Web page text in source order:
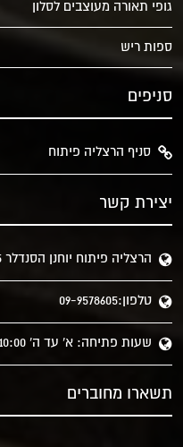
גופי תאורה מעוצבים לסלון
ספות ריש
סניפים
סניף הרצליה פיתוח
יצירת קשר
הרצליה פיתוח יוחנן הסנדלר 5
טלפון:09-9578605
שעות פתיחה: א' עד ה' 10:00 - 16:00 ו' 10:00 - 14:00
תשארו מחוברים